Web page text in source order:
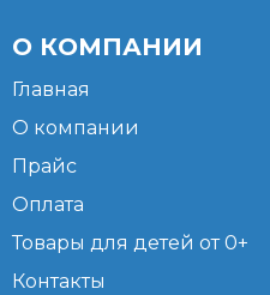
О КОМПАНИИ
Главная
О компании
Прайс
Оплата
Товары для детей от 0+
Контакты